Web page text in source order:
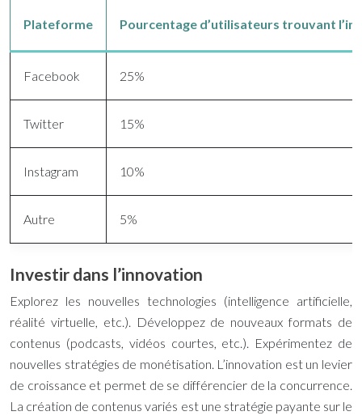
Plateforme Pourcentage d’utilisateurs trouvant
Facebook 25%
Twitter 15%
Instagram 10%
Autre 5%
Investir dans l’innovation
Explorez les nouvelles technologies (intelligence artificielle,
réalité virtuelle, etc.). Développez de nouveaux formats de
contenus (podcasts, vidéos courtes, etc.). Expérimentez de
nouvelles stratégies de monétisation. L’innovation est un levier
de croissance et permet de se différencier de la concurrence.
La création de contenus variés est une stratégie payante sur le